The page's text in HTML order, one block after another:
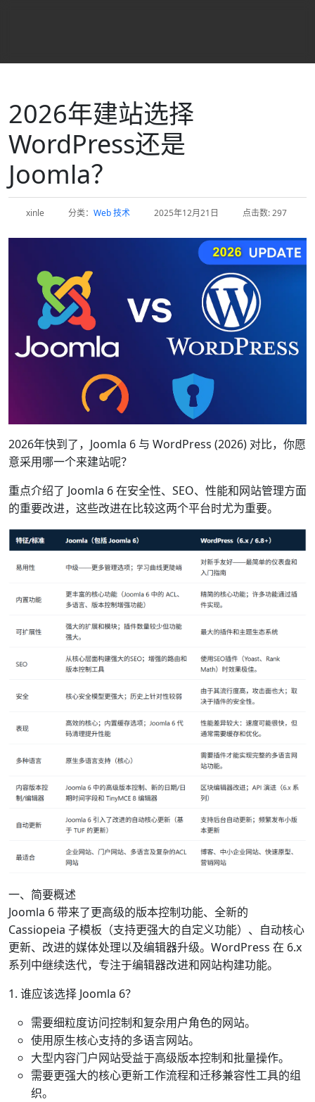
2026年建站选择
WordPress还是
Joomla？
xinle 分类： Web 技术 2025年12月21日 点击数: 297
2026年快到了，Joomla 6 与 WordPress (2026) 对比，你愿
意采用哪一个来建站呢？
重点介绍了 Joomla 6 在安全性、SEO、性能和网站管理方面
的重要改进，这些改进在比较这两个平台时尤为重要。
一、简要概述
Joomla 6 带来了更高级的版本控制功能、全新的
Cassiopeia 子模板（支持更强大的自定义功能）、自动核心
更新、改进的媒体处理以及编辑器升级。WordPress 在 6.x
系列中继续迭代，专注于编辑器改进和网站构建功能。
1. 谁应该选择 Joomla 6？
需要细粒度访问控制和复杂用户角色的网站。
使用原生核心支持的多语言网站。
大型内容门户网站受益于高级版本控制和批量操作。
需要更强大的核心更新工作流程和迁移兼容性工具的组
织。